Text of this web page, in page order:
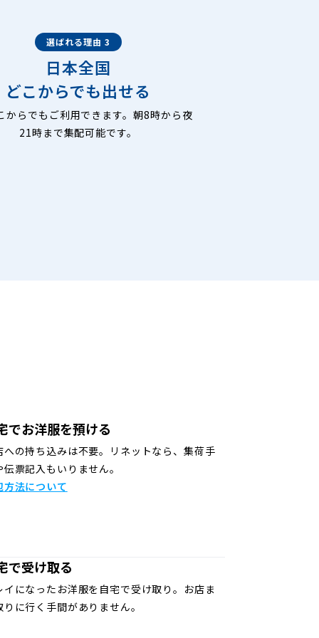
選ばれる理由 3
日本全国
どこからでも出せる
からでもご利用できます。朝8時から夜
21時まで集配可能です。
でお洋服を預ける
への持ち込みは不要。リネットなら、集荷手
伝票記入もいりません。
方法について
で受け取る
イになったお洋服を自宅で受け取り。お店ま
りに行く手間がありません。